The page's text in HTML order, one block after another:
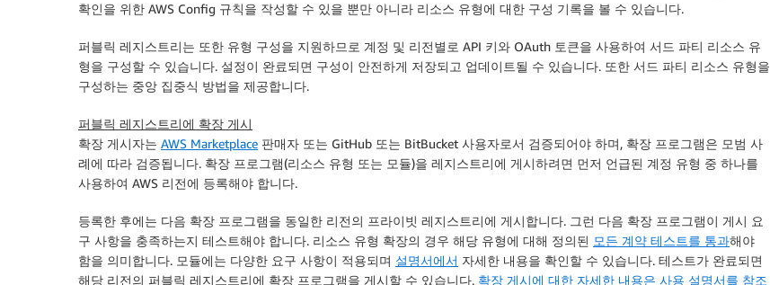
확인을 위한 AWS Config 규칙을 작성할 수 있을 뿐만 아니라 리소스 유형에 대한 구성 기록을 볼 수 있습니다.
퍼블릭 레지스트리는 또한 유형 구성을 지원하므로 계정 및 리전별로 API 키와 OAuth 토큰을 사용하여 서드 파티 리소스 유
형을 구성할 수 있습니다. 설정이 완료되면 구성이 안전하게 저장되고 업데이트될 수 있습니다. 또한 서드 파티 리소스 유형을
구성하는 중앙 집중식 방법을 제공합니다.
퍼블릭 레지스트리에 확장 게시
확장 게시자는 AWS Marketplace 판매자 또는 GitHub 또는 BitBucket 사용자로서 검증되어야 하며, 확장 프로그램은 모범 사
례에 따라 검증됩니다. 확장 프로그램(리소스 유형 또는 모듈)을 레지스트리에 게시하려면 먼저 언급된 계정 유형 중 하나를
사용하여 AWS 리전에 등록해야 합니다.
등록한 후에는 다음 확장 프로그램을 동일한 리전의 프라이빗 레지스트리에 게시합니다. 그런 다음 확장 프로그램이 게시 요
구 사항을 충족하는지 테스트해야 합니다. 리소스 유형 확장의 경우 해당 유형에 대해 정의된 모든 계약 테스트를 통과해야
함을 의미합니다. 모듈에는 다양한 요구 사항이 적용되며 설명서에서 자세한 내용을 확인할 수 있습니다. 테스트가 완료되면
해당 리전의 퍼블릭 레지스트리에 확장 프로그램을 게시할 수 있습니다. 확장 게시에 대한 자세한 내용은 사용 설명서를 참조